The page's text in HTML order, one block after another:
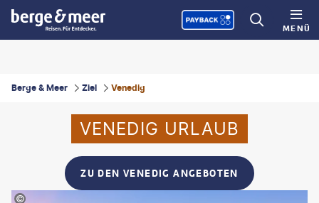
MENÜ
Berge & Meer Ziel Venedig
VENEDIG URLAUB
ZU DEN VENEDIG ANGEBOTEN
Belova